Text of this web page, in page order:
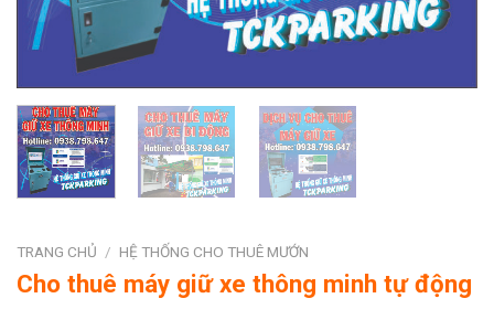
TRANG CHỦ / HỆ THỐNG CHO THUÊ MƯỚN
Cho thuê máy giữ xe thông minh tự động